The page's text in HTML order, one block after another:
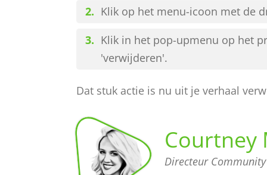
Klik op het menu-icoon met de
Klik in het pop-upmenu op het
'verwijderen'.
Dat stuk actie is nu uit je verhaal
Courtney
Directeur